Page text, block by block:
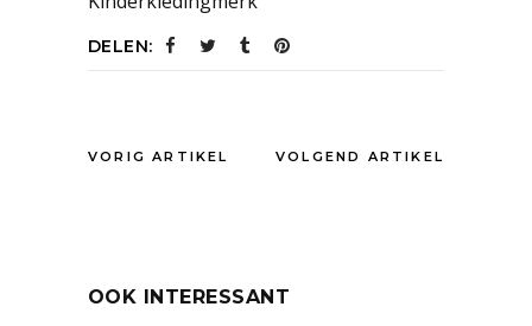
DELEN:
VORIG ARTIKEL VOLGEND ARTIKEL
OOK INTERESSANT